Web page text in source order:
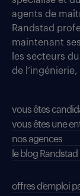
agents de
Randstad
maintenant
les secteurs
de
vous êtes
vous êtes une
nos agences
le blog
offres d'emploi